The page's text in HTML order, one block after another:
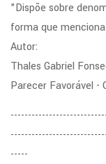
"Dispõe sobre
forma que
Autor:
Thales Gabriel
Parecer Favorável -
-----